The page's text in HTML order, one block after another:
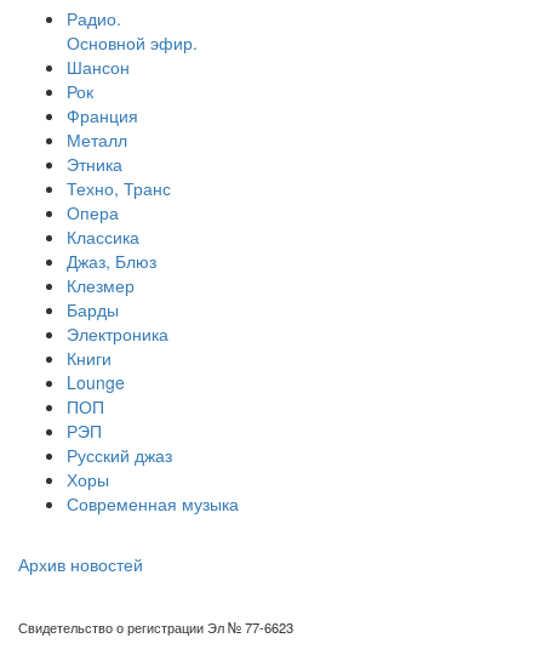
Радио.
Основной эфир.
Шансон
Рок
Франция
Металл
Этника
Техно, Транс
Опера
Классика
Джаз, Блюз
Клезмер
Барды
Электроника
Книги
Lounge
ПОП
РЭП
Русский джаз
Хоры
Современная музыка
Архив новостей
Свидетельство о регистрации Эл № 77-6623